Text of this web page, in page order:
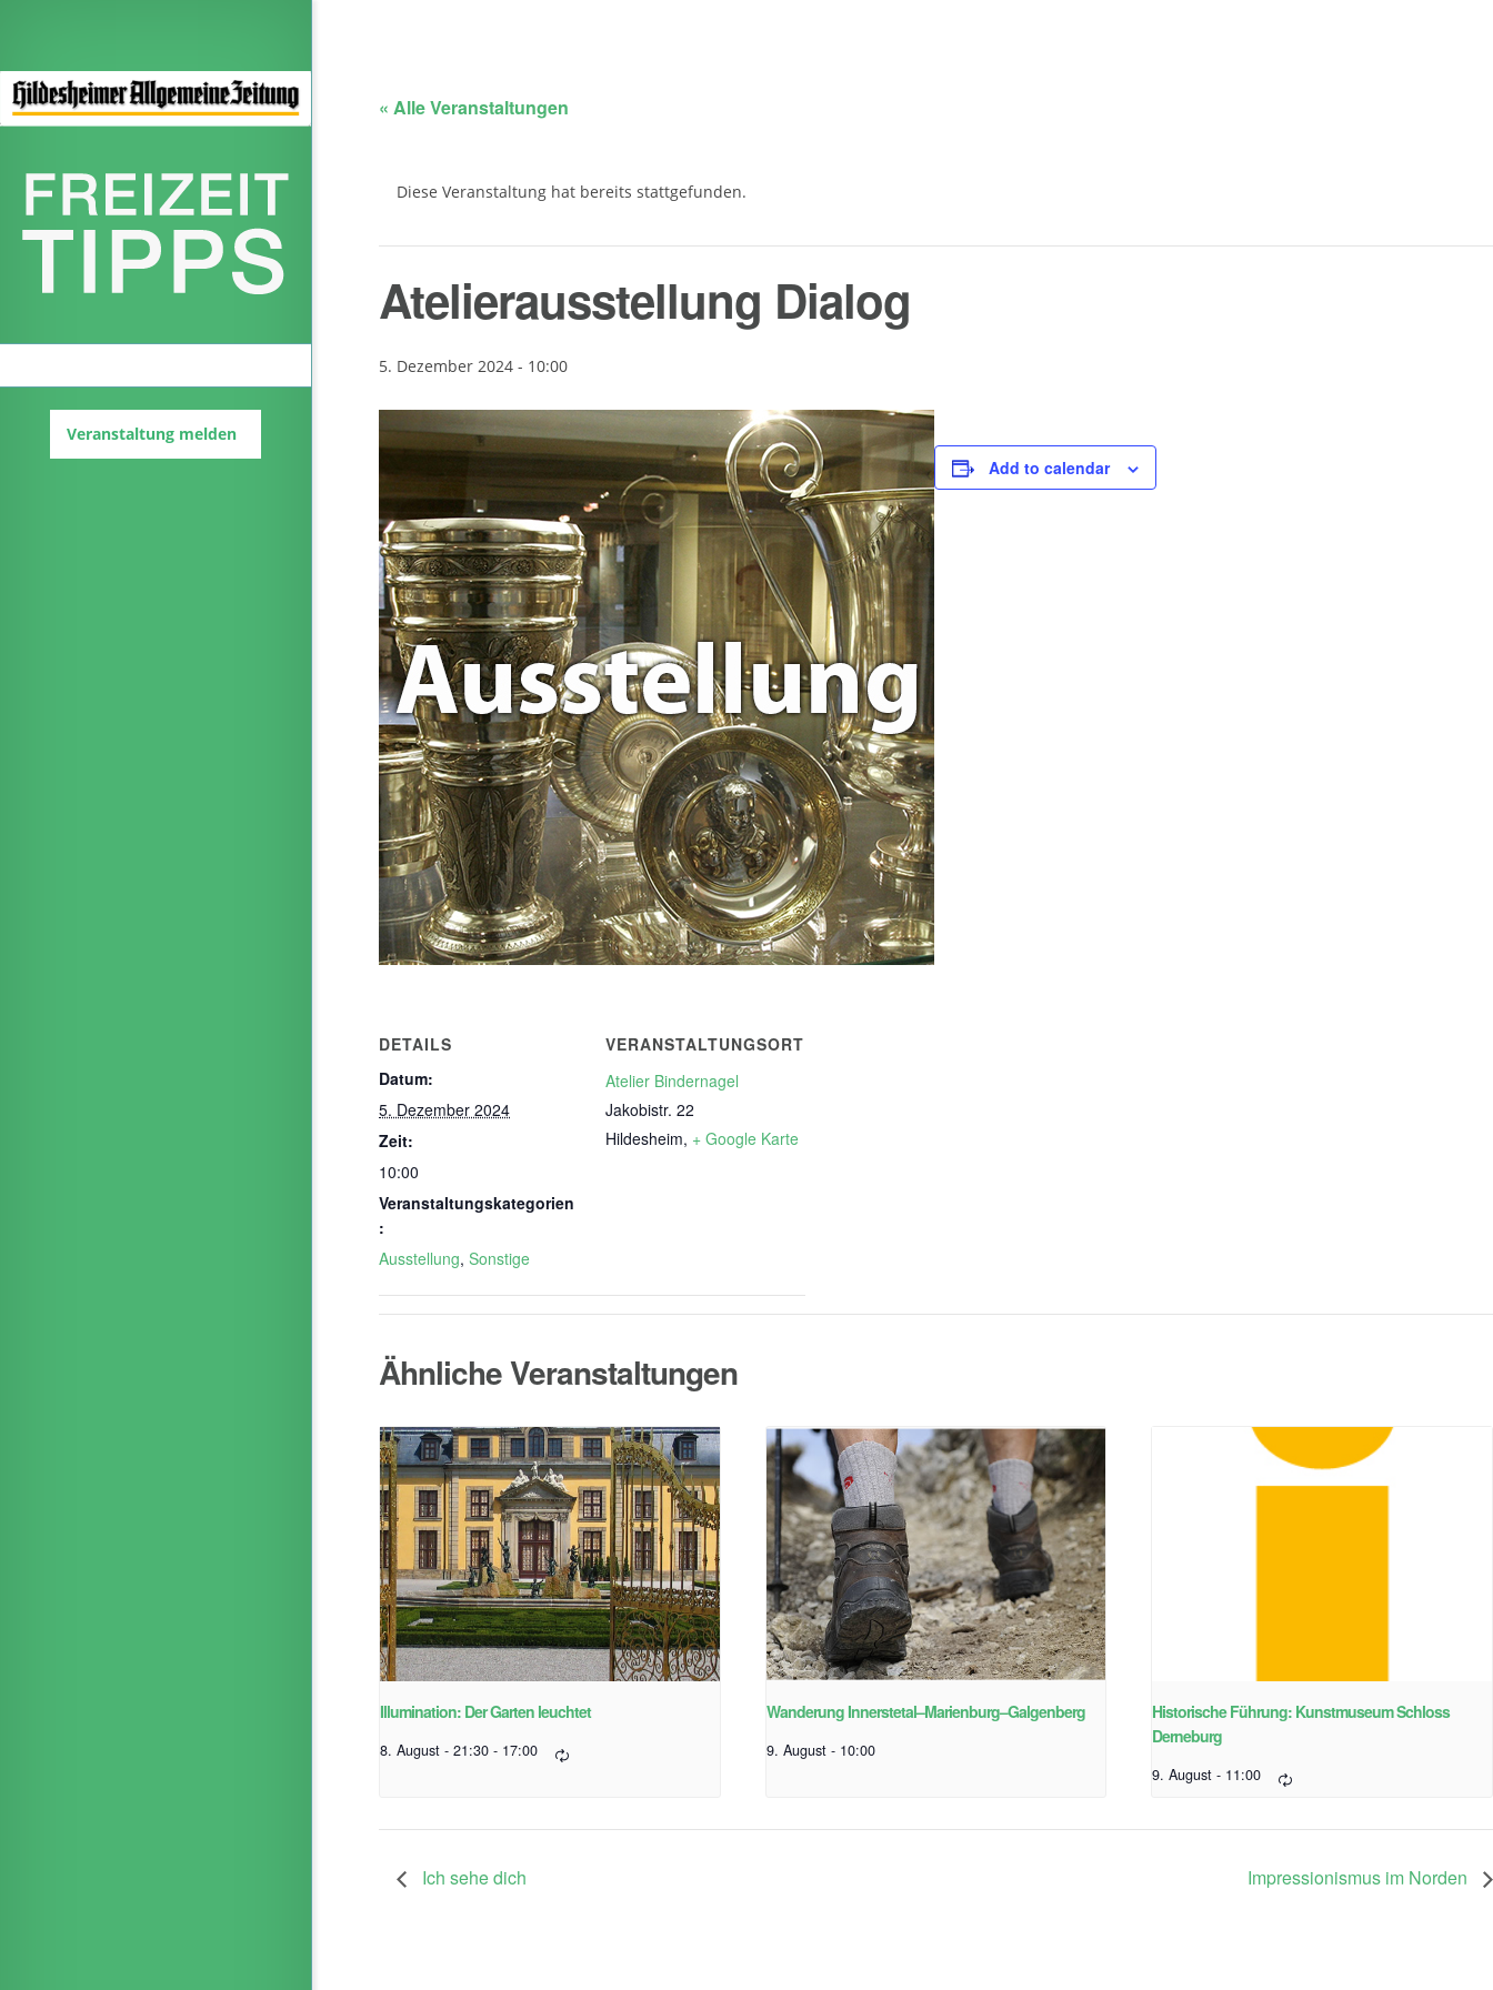
Veranstaltung melden
« Alle Veranstaltungen
Diese Veranstaltung hat bereits stattgefunden.
Atelierausstellung Dialog
5. Dezember 2024 - 10:00
Add to calendar
DETAILS
Datum:
5. Dezember 2024
Zeit:
10:00
Veranstaltungskategorien
:
Ausstellung, Sonstige
VERANSTALTUNGSORT
Atelier Bindernagel
Jakobistr. 22
Hildesheim, + Google Karte
Ähnliche Veranstaltungen
Illumination: Der Garten leuchtet
8. August - 21:30 - 17:00
Wanderung Innerstetal–Marienburg–Galgenberg
9. August - 10:00
Historische Führung: Kunstmuseum Schloss
Derneburg
9. August - 11:00
Ich sehe dich Impressionismus im Norden